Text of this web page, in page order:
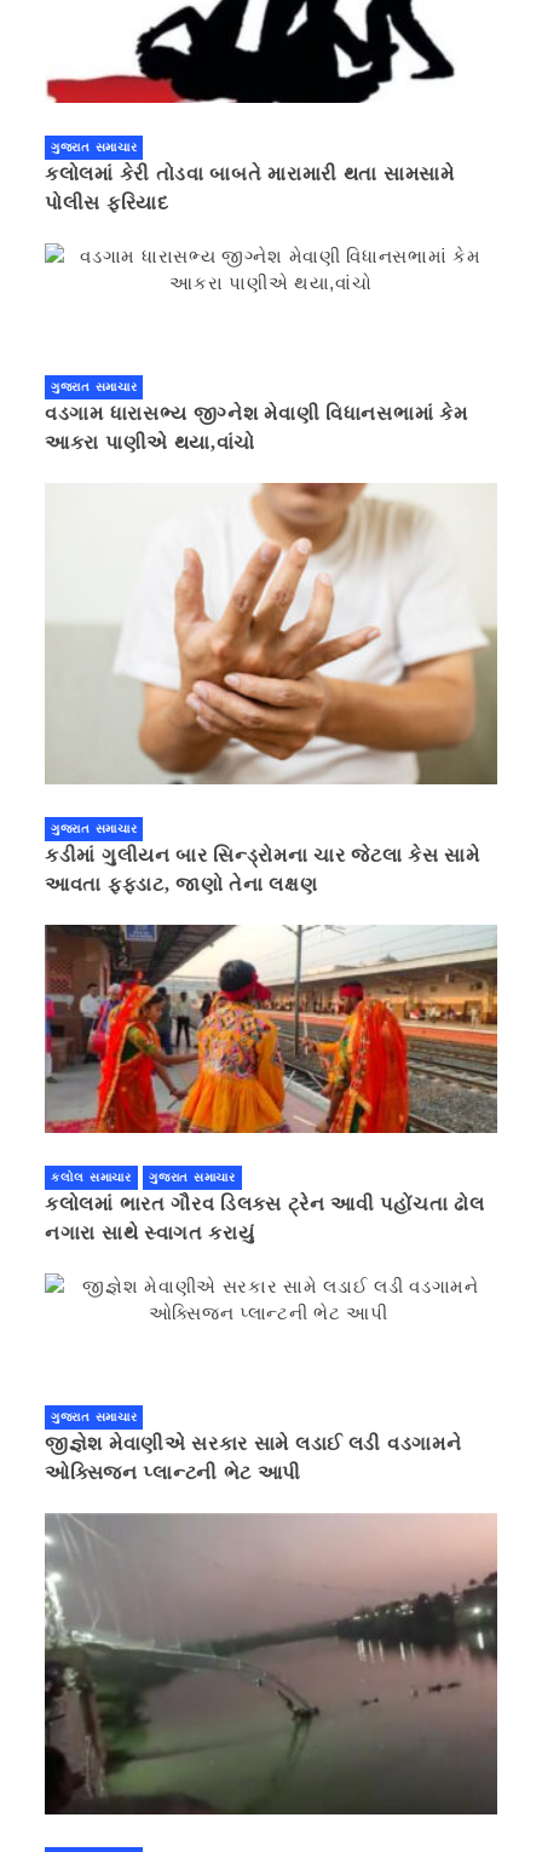
ગુજરાત સમાચાર
કલોલમાં કેરી તોડવા બાબતે મારામારી થતા સામસામે
પોલીસ ફરિયાદ
ગુજરાત સમાચાર
વડગામ ધારાસભ્ય જીગ્નેશ મેવાણી વિધાનસભામાં કેમ
આકરા પાણીએ થયા,વાંચો
ગુજરાત સમાચાર
કડીમાં ગુલીયન બાર સિન્ડ્રોમના ચાર જેટલા કેસ સામે
આવતા ફફડાટ, જાણો તેના લક્ષણ
કલોલ સમાચાર ગુજરાત સમાચાર
કલોલમાં ભારત ગૌરવ ડિલક્સ ટ્રેન આવી પહોંચતા ઢોલ
નગારા સાથે સ્વાગત કરાયું
ગુજરાત સમાચાર
જીજ્ઞેશ મેવાણીએ સરકાર સામે લડાઈ લડી વડગામને
ઓક્સિજન પ્લાન્ટની ભેટ આપી